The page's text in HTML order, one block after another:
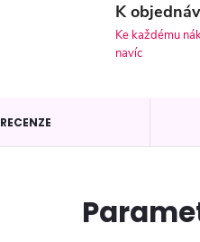
K
Ke každému
navíc
RECENZE